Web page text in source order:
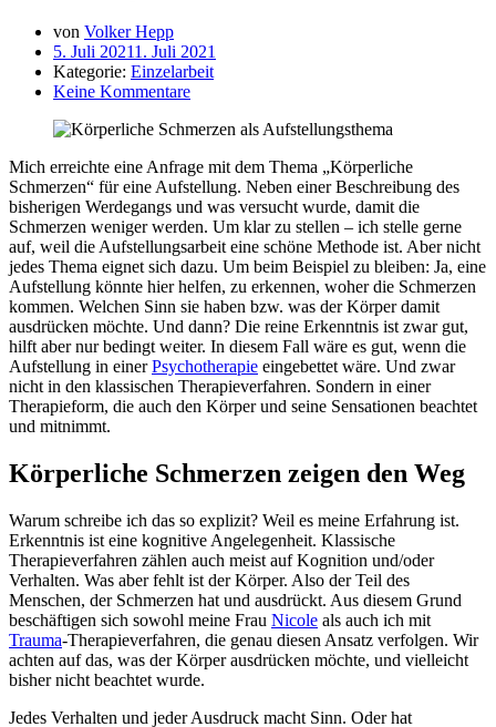
von Volker Hepp
5. Juli 20211. Juli 2021
Kategorie: Einzelarbeit
Keine Kommentare
Mich erreichte eine Anfrage mit dem Thema „Körperliche
Schmerzen“ für eine Aufstellung. Neben einer Beschreibung des
bisherigen Werdegangs und was versucht wurde, damit die
Schmerzen weniger werden. Um klar zu stellen – ich stelle gerne
auf, weil die Aufstellungsarbeit eine schöne Methode ist. Aber nicht
jedes Thema eignet sich dazu. Um beim Beispiel zu bleiben: Ja, eine
Aufstellung könnte hier helfen, zu erkennen, woher die Schmerzen
kommen. Welchen Sinn sie haben bzw. was der Körper damit
ausdrücken möchte. Und dann? Die reine Erkenntnis ist zwar gut,
hilft aber nur bedingt weiter. In diesem Fall wäre es gut, wenn die
Aufstellung in einerPsychotherapie eingebettet wäre. Und zwar
nicht in den klassischen Therapieverfahren. Sondern in einer
Therapieform, die auch den Körper und seine Sensationen beachtet
und mitnimmt.
Körperliche Schmerzen zeigen den Weg
Warum schreibe ich das so explizit? Weil es meine Erfahrung ist.
Erkenntnis ist eine kognitive Angelegenheit. Klassische
Therapieverfahren zählen auch meist auf Kognition und/oder
Verhalten. Was aber fehlt ist der Körper. Also der Teil des
Menschen, der Schmerzen hat und ausdrückt. Aus diesem Grund
beschäftigen sich sowohl meine Frau Nicole als auch ich mit
Trauma-Therapieverfahren, die genau diesen Ansatz verfolgen. Wir
achten auf das, was der Körper ausdrücken möchte, und vielleicht
bisher nicht beachtet wurde.
Jedes Verhalten und jeder Ausdruck macht Sinn. Oder hat